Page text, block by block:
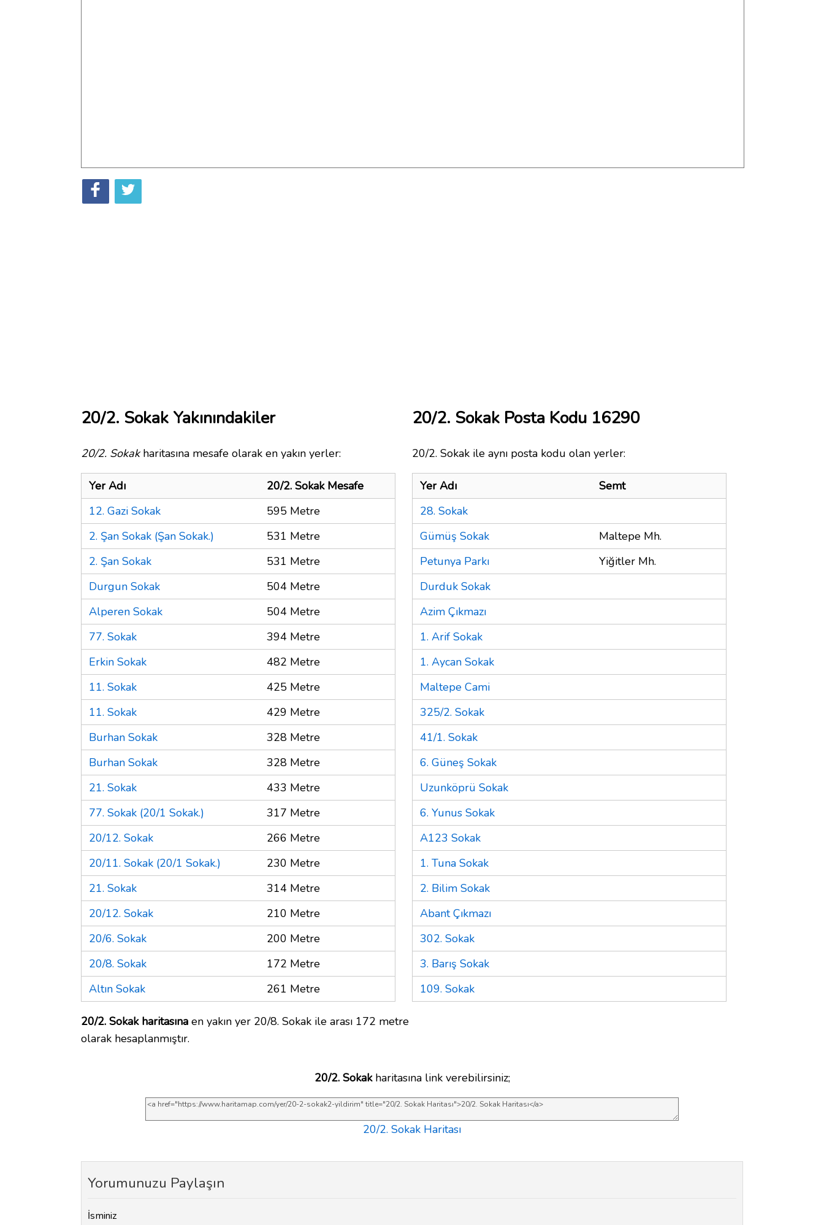
20/2. Sokak Yakınındakiler
20/2. Sokakharitasına mesafe olarak en yakın yerler:
Yer Adı
20/2. Sokak Mesafe
12. Gazi Sokak
595 Metre
2. Şan Sokak (Şan Sokak.)
531 Metre
2. Şan Sokak
531 Metre
Durgun Sokak
504 Metre
Alperen Sokak
504 Metre
77. Sokak
394 Metre
Erkin Sokak
482 Metre
11. Sokak
425 Metre
11. Sokak
429 Metre
Burhan Sokak
328 Metre
Burhan Sokak
328 Metre
21. Sokak
433 Metre
77. Sokak (20/1 Sokak.)
317 Metre
20/12. Sokak
266 Metre
20/11. Sokak (20/1 Sokak.)
230 Metre
21. Sokak
314 Metre
20/12. Sokak
210 Metre
20/6. Sokak
200 Metre
20/8. Sokak
172 Metre
Altın Sokak
261 Metre
20/2. Sokak haritasına en yakın yer 20/8. Sokak ile arası 172 metre
olarak hesaplanmıştır.
20/2. Sokak Posta Kodu 16290
20/2. Sokak ile aynı posta kodu olan yerler:
Yer Adı
Semt
28. Sokak
Gümüş Sokak
Maltepe Mh.
Petunya Parkı
Yiğitler Mh.
Durduk Sokak
Azim Çıkmazı
1. Arif Sokak
1. Aycan Sokak
Maltepe Cami
325/2. Sokak
41/1. Sokak
6. Güneş Sokak
Uzunköprü Sokak
6. Yunus Sokak
A123 Sokak
1. Tuna Sokak
2. Bilim Sokak
Abant Çıkmazı
302. Sokak
3. Barış Sokak
109. Sokak
20/2. Sokakharitasına link verebilirsiniz;
20/2. Sokak Haritası
Yorumunuzu Paylaşın
İsminiz